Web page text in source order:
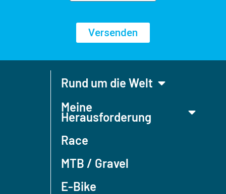
Versenden
Rund um die Welt
Meine
Herausforderung
Race
MTB / Gravel
E-Bike